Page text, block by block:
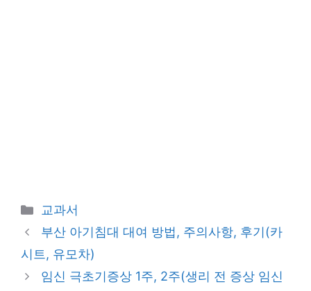
Categories
교과서
부산 아기침대 대여 방법, 주의사항, 후기(카
시트, 유모차)
임신 극초기증상 1주, 2주(생리 전 증상 임신